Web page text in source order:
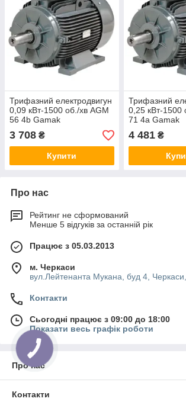
Трифазний електродвигун
0,09 кВт-1500 об./хв AGM
56 4b Gamak
3 708 ₴
Купити
Трифазний
0,25 кВт-1500
71 4a Gamak
4 481₴
Про нас
Рейтинг не сформований
Менше 5 відгуків за останній рік
Працює з 05.03.2013
м. Черкаси
вул.Лейтенанта Мукана, буд 4,
Контакти
Сьогодні працює з 09:00 до 18:00
Показати весь графік роботи
Про нас
Контакти